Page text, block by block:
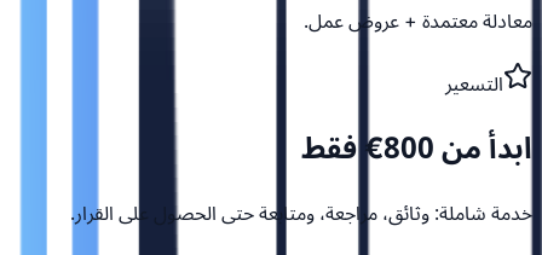
معادلة معتمدة + عروض عمل.
التسعير
ابدأ من 800€ فقط
خدمة شاملة: وثائق، مراجعة، ومتابعة حتى الحصول على القرار.